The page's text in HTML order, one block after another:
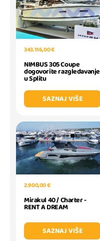
343.116,00 €
NIMBUS 305 Coupe
dogovorite razgledavanje
u Splitu
SAZNAJ VIŠE
2.900,00 €
Mirakul 40 / Charter -
RENT A DREAM
SAZNAJ VIŠE